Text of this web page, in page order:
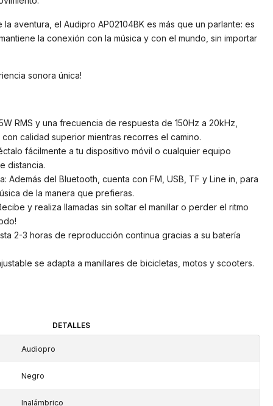
aventura, el Audipro AP02104BK es más que un parlante: es
la conexión con la música y con el mundo, sin importar
sonora única!
RMS y una frecuencia de respuesta de 150Hz a 20kHz,
calidad superior mientras recorres el camino.
fácilmente a tu dispositivo móvil o cualquier equipo
distancia.
Además del Bluetooth, cuenta con FM, USB, TF y Line in, para
de la manera que prefieras.
y realiza llamadas sin soltar el manillar o perder el ritmo
2-3 horas de reproducción continua gracias a su batería
se adapta a manillares de bicicletas, motos y scooters.
DETALLES
Audiopro
Negro
Inalámbrico